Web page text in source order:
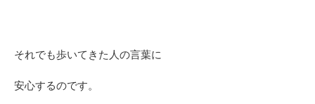
それでも歩いてきた人の言葉に
安心するのです。